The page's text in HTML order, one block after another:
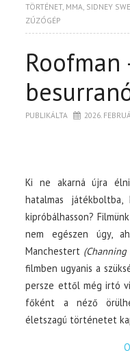
TÖRTÉNET, MMA, SIDNEY
ZÚZÓGÉP
Roofman
PUBLIKÁLTA 2026.
Ki ne akarná újra
hatalmas
kipróbálhasson?
nem egészen úgy,
Manchestert (Channing
filmben ugyanis a
persze ettől még irtó
főként a néző
életszagú történetet